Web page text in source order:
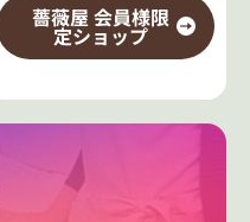
薔薇屋 会員様限
定ショップ